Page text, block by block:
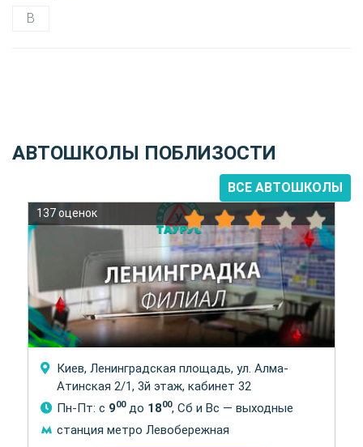
B
АВТОШКОЛЫ ПОБЛИЗОСТИ
ВСЕ АВТОШКОЛЫ
137 оценок
Киев, Ленинградская площадь, ул. Алма-
Атинская 2/1, 3й этаж, кабинет 32
Пн-Пт: с 900до 1800, Сб и Вс — выходные
станция метро Левобережная